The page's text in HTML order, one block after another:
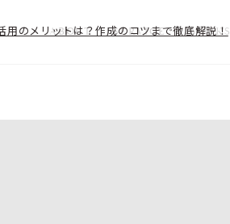
ABOUT SERVICE WORKS
用のメリットは？作成のコツまで徹底解説！